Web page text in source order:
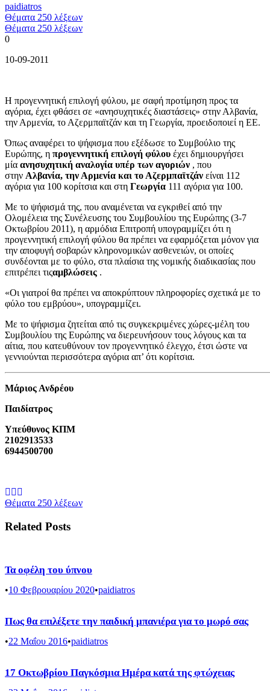
paidiatros
Θέματα 250 λέξεων
Θέματα 250 λέξεων
0
10-09-2011
Η προγεννητική επιλογή φύλου, με σαφή προτίμηση προς τα
αγόρια, έχει φθάσει σε «ανησυχητικές διαστάσεις» στην Αλβανία,
την Αρμενία, το Αζερμπαϊτζάν και τη Γεωργία, προειδοποιεί η ΕΕ.
Όπως αναφέρει το ψήφισμα που εξέδωσε το Συμβούλιο της
Ευρώπης, η προγεννητική επιλογή φύλου έχει δημιουργήσει
μία ανησυχητική αναλογία υπέρ των αγοριών , που
στην Αλβανία, την Αρμενία και το Αζερμπαϊτζάν είναι 112
αγόρια για 100 κορίτσια και στη Γεωργία 111 αγόρια για 100.
Με το ψήφισμά της, που αναμένεται να εγκριθεί από την
Ολομέλεια της Συνέλευσης του Συμβουλίου της Ευρώπης (3-7
Οκτωβρίου 2011), η αρμόδια Επιτροπή υπογραμμίζει ότι η
προγεννητική επιλογή φύλου θα πρέπει να εφαρμόζεται μόνον για
την αποφυγή σοβαρών κληρονομικών ασθενειών, οι οποίες
συνδέονται με το φύλο, στα πλαίσια της νομικής διαδικασίας που
επιτρέπει τιςαμβλώσεις .
«Οι γιατροί θα πρέπει να αποκρύπτουν πληροφορίες σχετικά με το
φύλο του εμβρύου», υπογραμμίζει.
Με το ψήφισμα ζητείται από τις συγκεκριμένες χώρες-μέλη του
Συμβουλίου της Ευρώπης να διερευνήσουν τους λόγους και τα
αίτια, που κατευθύνουν τον προγεννητικό έλεγχο, έτσι ώστε να
γεννιούνται περισσότερα αγόρια απ’ ότι κορίτσια.
Μάριος Ανδρέου
Παιδίατρος
Υπεύθυνος ΚΠΜ
2102913533
6944500700
Θέματα 250 λέξεων
Related Posts
Τα οφέλη του ύπνου
•10 Φεβρουαρίου 2020•paidiatros
Πως θα επιλέξετε την παιδική μπανιέρα για το μωρό σας
•22 Μαΐου 2016•paidiatros
17 Οκτωβρίου Παγκόσμια Ημέρα κατά της φτώχειας